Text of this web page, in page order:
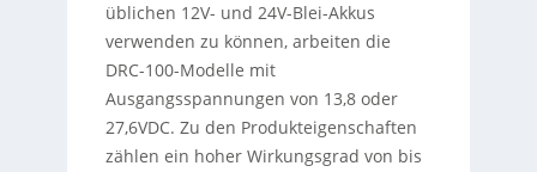
üblichen 12V- und 24V-Blei-Akkus
verwenden zu können, arbeiten die
DRC-100-Modelle mit
Ausgangsspannungen von 13,8 oder
27,6VDC. Zu den Produkteigenschaften
zählen ein hoher Wirkungsgrad von bis